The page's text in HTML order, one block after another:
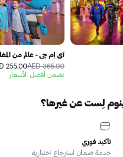
آي إم جي - عالم من
365.00 AED
255.00 AED
نضمن أفضل الأسعار
لِست عن غيرها؟
تأكيد فوري
خدمة ضمان استرجاع اختيارية